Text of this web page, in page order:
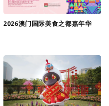
2026澳门国际美食之都嘉年华